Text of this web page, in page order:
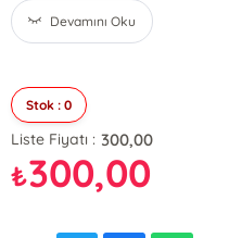
Devamını Oku
Stok : 0
Liste Fiyatı : 300,00
₺300,00